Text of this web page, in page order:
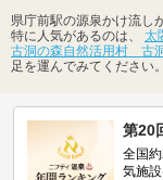
県庁前駅の源泉かけ流し
特に人気があるのは、 太
古洞の森自然活用村 古
足を運んでみてください。
第20
全国
気施